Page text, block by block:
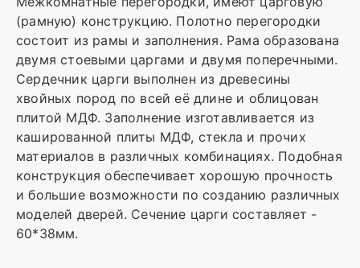
(рамную) конструкцию. Полотно перегородки
состоит из рамы и заполнения. Рама образована
двумя стоевыми царгами и двумя поперечными.
Сердечник царги выполнен из древесины
хвойных пород по всей её длине и облицован
плитой МДФ. Заполнение изготавливается из
кашированной плиты МДФ, стекла и прочих
материалов в различных комбинациях. Подобная
конструкция обеспечивает хорошую прочность
и большие возможности по созданию различных
моделей дверей. Сечение царги составляет -
60*38мм.